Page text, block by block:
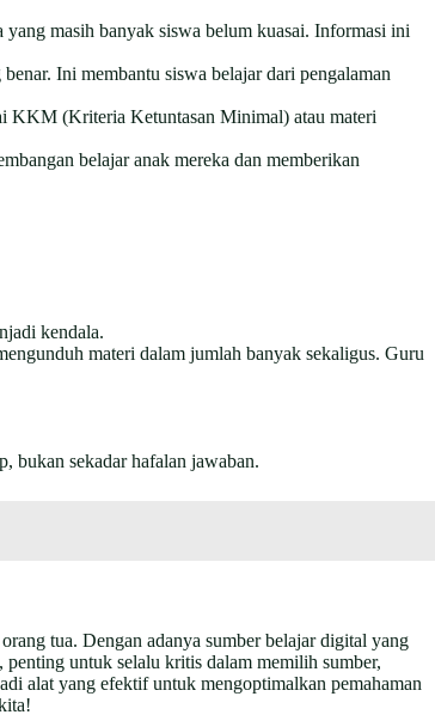
masih banyak siswa belum kuasai. Informasi ini
Ini membantu siswa belajar dari pengalaman
KKM (Kriteria Ketuntasan Minimal) atau materi
belajar anak mereka dan memberikan
kendala.
materi dalam jumlah banyak sekaligus. Guru
bukan sekadar hafalan jawaban.
tua. Dengan adanya sumber belajar digital yang
untuk selalu kritis dalam memilih sumber,
alat yang efektif untuk mengoptimalkan pemahaman